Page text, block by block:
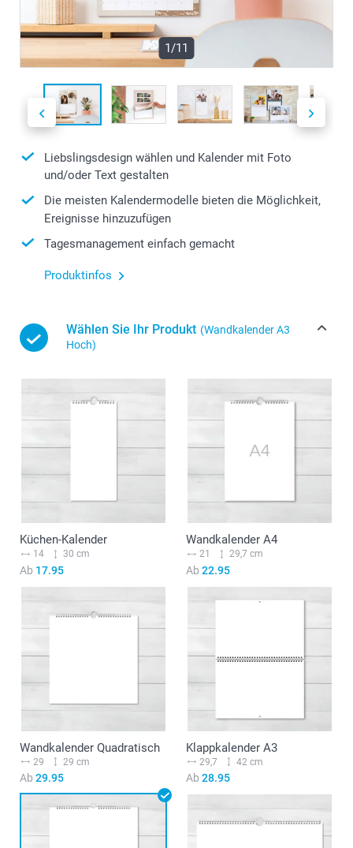
1/11
Liebslingsdesign wählen und Kalender mit Foto
und/oder Text gestalten
Die meisten Kalendermodelle bieten die Möglichkeit,
Ereignisse hinzuzufügen
Tagesmanagement einfach gemacht
Produktinfos
Wählen Sie Ihr Produkt (Wandkalender A3
Hoch)
Küchen-Kalender
14 30 cm
Ab 17.95
Wandkalender A4
21 29,7 cm
Ab 22.95
Wandkalender Quadratisch
29 29 cm
Ab 29.95
Klappkalender A3
29,7 42 cm
Ab 28.95